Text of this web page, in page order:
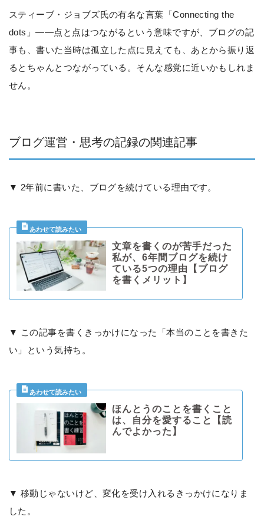
スティーブ・ジョブズ氏の有名な言葉「Connecting the
dots」——点と点はつながるという意味ですが、ブログの記
事も、書いた当時は孤立した点に見えても、あとから振り返
るとちゃんとつながっている。そんな感覚に近いかもしれま
せん。
ブログ運営・思考の記録の関連記事
▼ 2年前に書いた、ブログを続けている理由です。
文章を書くのが苦手だった
私が、6年間ブログを続け
ている5つの理由【ブログ
を書くメリット】
▼ この記事を書くきっかけになった「本当のことを書きた
い」という気持ち。
ほんとうのことを書くこと
は、自分を愛すること【読
んでよかった】
▼ 移動じゃないけど、変化を受け入れるきっかけになりま
した。